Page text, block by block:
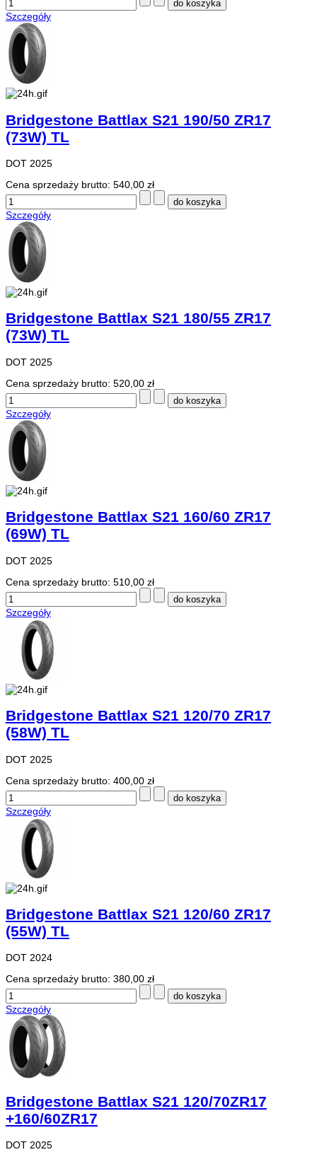
Szczegóły
Bridgestone Battlax S21 190/50 ZR17
(73W) TL
DOT 2025
Cena sprzedaży brutto: 540,00 zł
Szczegóły
Bridgestone Battlax S21 180/55 ZR17
(73W) TL
DOT 2025
Cena sprzedaży brutto: 520,00 zł
Szczegóły
Bridgestone Battlax S21 160/60 ZR17
(69W) TL
DOT 2025
Cena sprzedaży brutto: 510,00 zł
Szczegóły
Bridgestone Battlax S21 120/70 ZR17
(58W) TL
DOT 2025
Cena sprzedaży brutto: 400,00 zł
Szczegóły
Bridgestone Battlax S21 120/60 ZR17
(55W) TL
DOT 2024
Cena sprzedaży brutto: 380,00 zł
Szczegóły
Bridgestone Battlax S21 120/70ZR17
+160/60ZR17
DOT 2025